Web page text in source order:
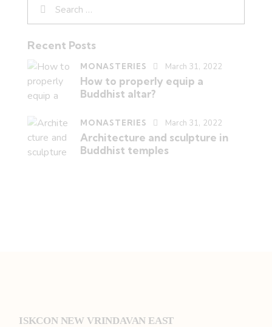
Recent Posts
MONASTERIES March 31, 2022
How to properly equip a
Buddhist altar?
MONASTERIES March 31, 2022
Architecture and sculpture in
Buddhist temples
ISKCON NEW VRINDAVAN EAST